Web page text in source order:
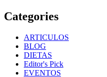
Categories
ARTICULOS
BLOG
DIETAS
Editor's Pick
EVENTOS